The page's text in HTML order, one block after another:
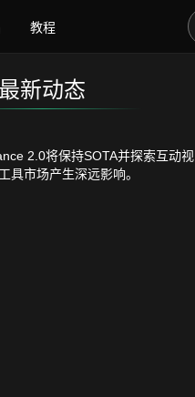
教程
最新动态
2.0将保持SOTA并探索互动视
具市场产生深远影响。